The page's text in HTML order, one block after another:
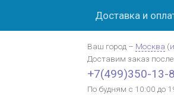
Доставка и
Ваш город – Москва (
Доставим заказ
+7(499)350-13-
По будням с 10:00 до
Оплата картой банка